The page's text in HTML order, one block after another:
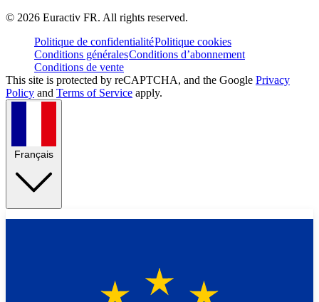
© 2026 Euractiv FR. All rights reserved.
Politique de confidentialitéPolitique cookies
Conditions généralesConditions d’abonnement
Conditions de vente
This site is protected by reCAPTCHA, and the Google Privacy
Policy and Terms of Service apply.
Français